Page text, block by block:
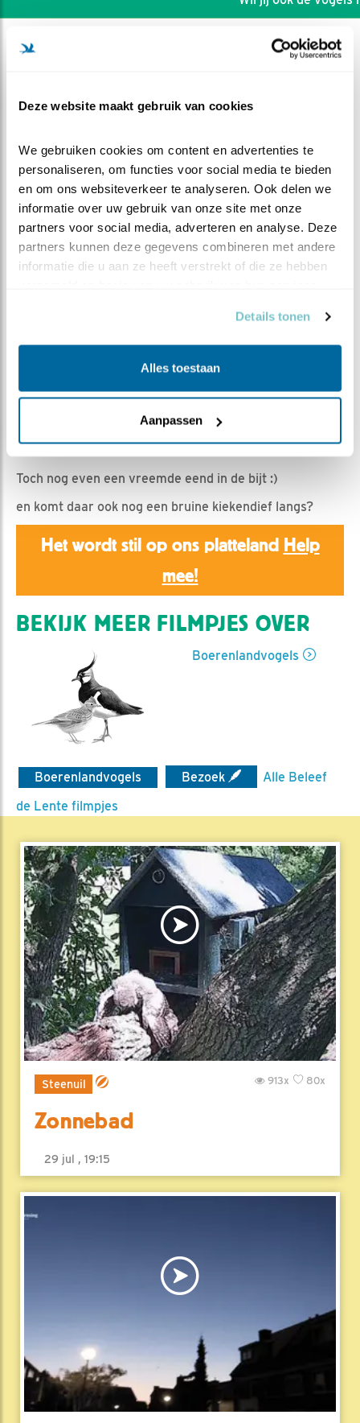
Deze website maakt gebruik van cookies
We gebruiken cookies om content en advertenties te
personaliseren, om functies voor social media te bieden
en om ons websiteverkeer te analyseren. Ook delen we
informatie over uw gebruik van onze site met onze
partners voor social media, adverteren en analyse. Deze
partners kunnen deze gegevens combineren met andere
informatie die u aan ze heeft verstrekt of die ze hebben
Details tonen
Alles toestaan
Aanpassen
DEEL DIT FILMPJE
Romke Visser | Geplaatst op 15 juli 2023, 22:10 |
regelmaat nog de kwikstaart) lijken de hazen het soms
Toch nog even een vreemde eend in de bijt :)
en komt daar ook nog een bruine kiekendief langs?
Het wordt stil op ons platteland Help
mee!
BEKIJK MEER FILMPJES OVER
Boerenlandvogels
Boerenlandvogels Bezoek
Alle Beleef
de Lente filmpjes
Steenuil 80x
913x
Zonnebad
29 jul , 19:15